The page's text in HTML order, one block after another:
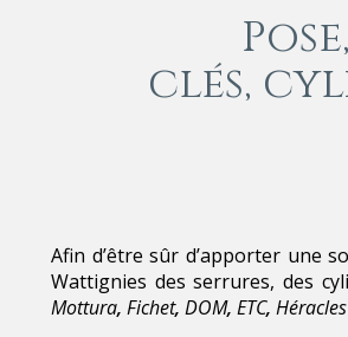
clés,
Afin d’être sûr d’apporter une
Wattignies des serrures, des
Mottura, Fichet, DOM, ETC,